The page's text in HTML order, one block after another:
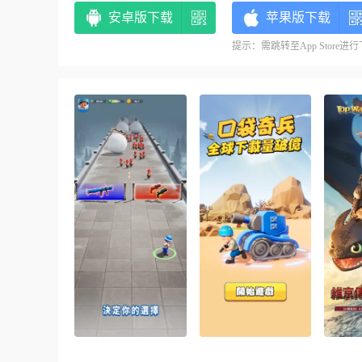
安卓版下载 苹果版下载
提示：需跳转至App Store进行